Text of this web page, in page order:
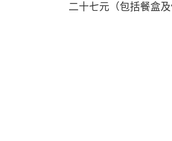
二十七元（包括餐盒